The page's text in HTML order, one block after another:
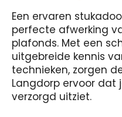
Een ervaren
perfecte afwerking
plafonds. Met een
uitgebreide kennis
technieken, zorgen
Langdorp ervoor dat
verzorgd uitziet.